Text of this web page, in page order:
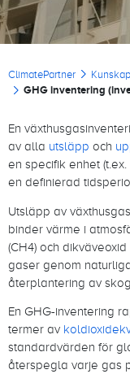
Länkstig
ClimatePartner Kunskap
GHG inventering
En
av alla utsläpp och
en specifik enhet
en definierad
Utsläpp av
binder värme i
(CH4) och
gaser genom
återplantering av
En GHG-inventering
termer av
standardvärden för
återspegla varje gas